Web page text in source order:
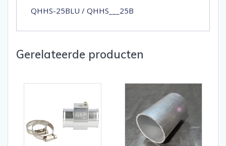
QHHS-25BLU / QHHS___25B
Gerelateerde producten